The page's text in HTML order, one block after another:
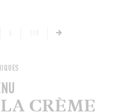
CRÈME